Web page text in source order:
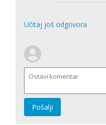
Učitaj još odgovora
Pošalji